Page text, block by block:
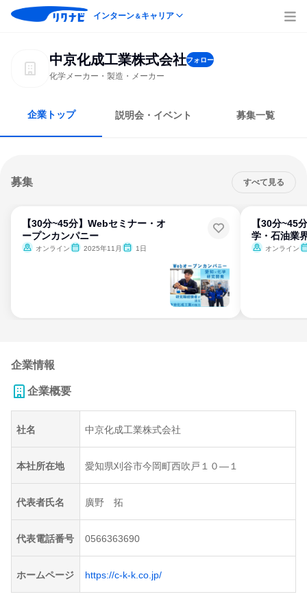
インターン＆キャリア
中京化成工業株式会社フォロー
化学メーカー・製造・メーカー
企業トップ 説明会・イベント 募集一覧
募集 すべて見る
【30分~45分】Webセミナー・オ
ープンカンパニー
オンライン 2025年11月 1日
【30分~45
学・石油業
オンライン
企業情報
企業概要
社名 中京化成工業株式会社
本社所在地 愛知県刈谷市今岡町西吹戸１０―１
代表者氏名 廣野 拓
代表電話番号 0566363690
ホームページ https://c-k-k.co.jp/